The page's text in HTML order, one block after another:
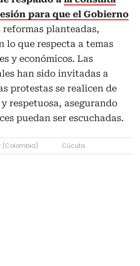
para que el Gobierno
planteadas,
lo que respecta a temas
y económicos. Las
han sido invitadas a
protestas se realicen de
respetuosa, asegurando
puedan ser escuchadas.
(Colombia) Cúcuta